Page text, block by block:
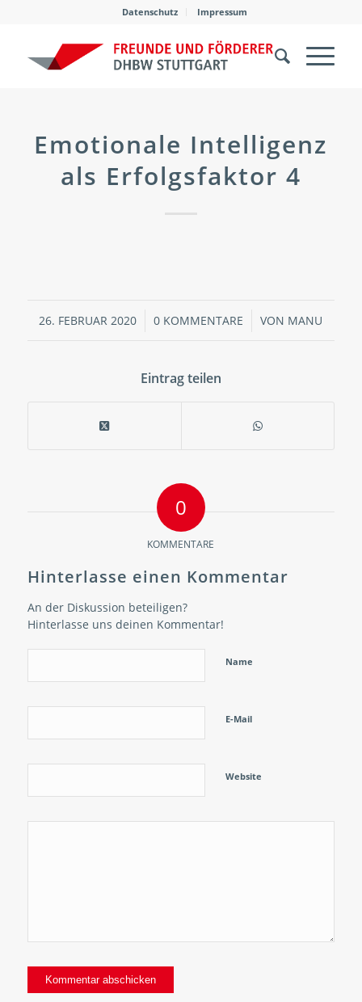
Datenschutz Impressum
Emotionale Intelligenz
als Erfolgsfaktor 4
26. FEBRUAR 2020
/ 0 KOMMENTARE
/ VON MANU
Eintrag teilen
0
KOMMENTARE
Hinterlasse einen Kommentar
An der Diskussion beteiligen?
Hinterlasse uns deinen Kommentar!
Name
E-Mail
Website